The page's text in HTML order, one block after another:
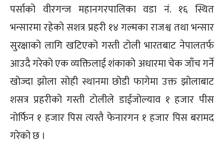
पर्साको वीरगन्ज महानगरपालिका वडा नं. १६ स्थित
भन्सारमा रहेको सशत्र प्रहरी १४ गल्मका राजश्व तथा भन्सार
सुरक्षाको लागि खटिएको गस्ती टोली भारतबाट नेपालतर्फ
आउदै गरेको एक व्यक्तिलाई शंकाको अधारमा चेक जाँच गर्ने
खोज्दा झोला सोही स्थानमा छोडी फागेमा उक्त झोलाबाट
शसत्र प्रहरीको गस्ती टोलीले डाईजोल्याव १ हजार पीस
नोर्फिन १ हजार पिस त्यस्तै फेनारगन १ हजार पिस बरामद
गरेको छ ।